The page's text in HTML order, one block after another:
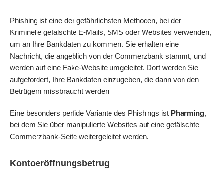
Phishing ist eine der gefährlichsten Methoden, bei der
Kriminelle gefälschte E-Mails, SMS oder Websites verwenden,
um an Ihre Bankdaten zu kommen. Sie erhalten eine
Nachricht, die angeblich von der Commerzbank stammt, und
werden auf eine Fake-Website umgeleitet. Dort werden Sie
aufgefordert, Ihre Bankdaten einzugeben, die dann von den
Betrügern missbraucht werden.
Eine besonders perfide Variante des Phishings ist Pharming,
bei dem Sie über manipulierte Websites auf eine gefälschte
Commerzbank-Seite weitergeleitet werden.
Kontoeröffnungsbetrug